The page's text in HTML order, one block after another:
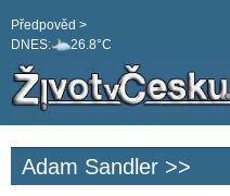
DNES: 26.8°C
Předpověd >
Adam Sandler >>